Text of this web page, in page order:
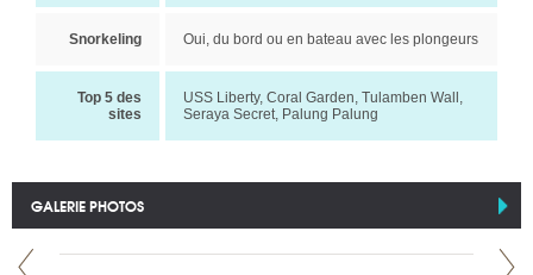
Snorkeling Oui, du bord ou en bateau avec les plongeurs
Top 5 des
sites
USS Liberty, Coral Garden, Tulamben Wall,
Seraya Secret, Palung Palung
GALERIE PHOTOS